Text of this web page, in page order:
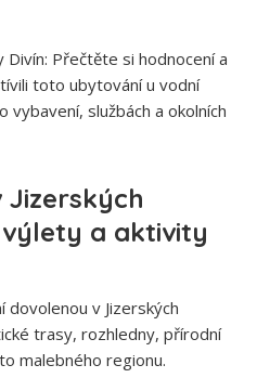
Přečtěte si hodnocení a
toto ubytování u vodní
vybavení, službách a okolních
Jizerských
a aktivity
v Jizerských
trasy, rozhledny, přírodní
malebného regionu.